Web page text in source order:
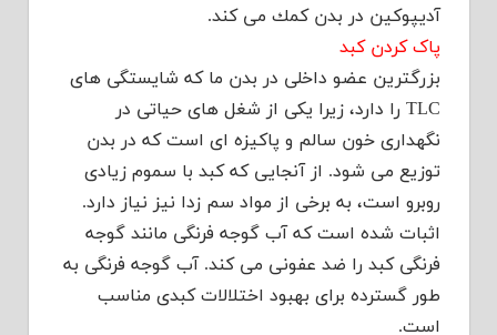
آديپوكين در بدن كمك می كند.
پاک کردن کبد
بزرگترین عضو داخلی در بدن ما که شایستگی های
TLC را دارد، زیرا یکی از شغل های حیاتی در
نگهداری خون سالم و پاکیزه ای است که در بدن
توزیع می شود. از آنجایی که کبد با سموم زیادی
روبرو است، به برخی از مواد سم زدا نیز نیاز دارد.
اثبات شده است که آب گوجه فرنگی مانند گوجه
فرنگی کبد را ضد عفونی می کند. آب گوجه فرنگی به
طور گسترده برای بهبود اختلالات کبدی مناسب
است.